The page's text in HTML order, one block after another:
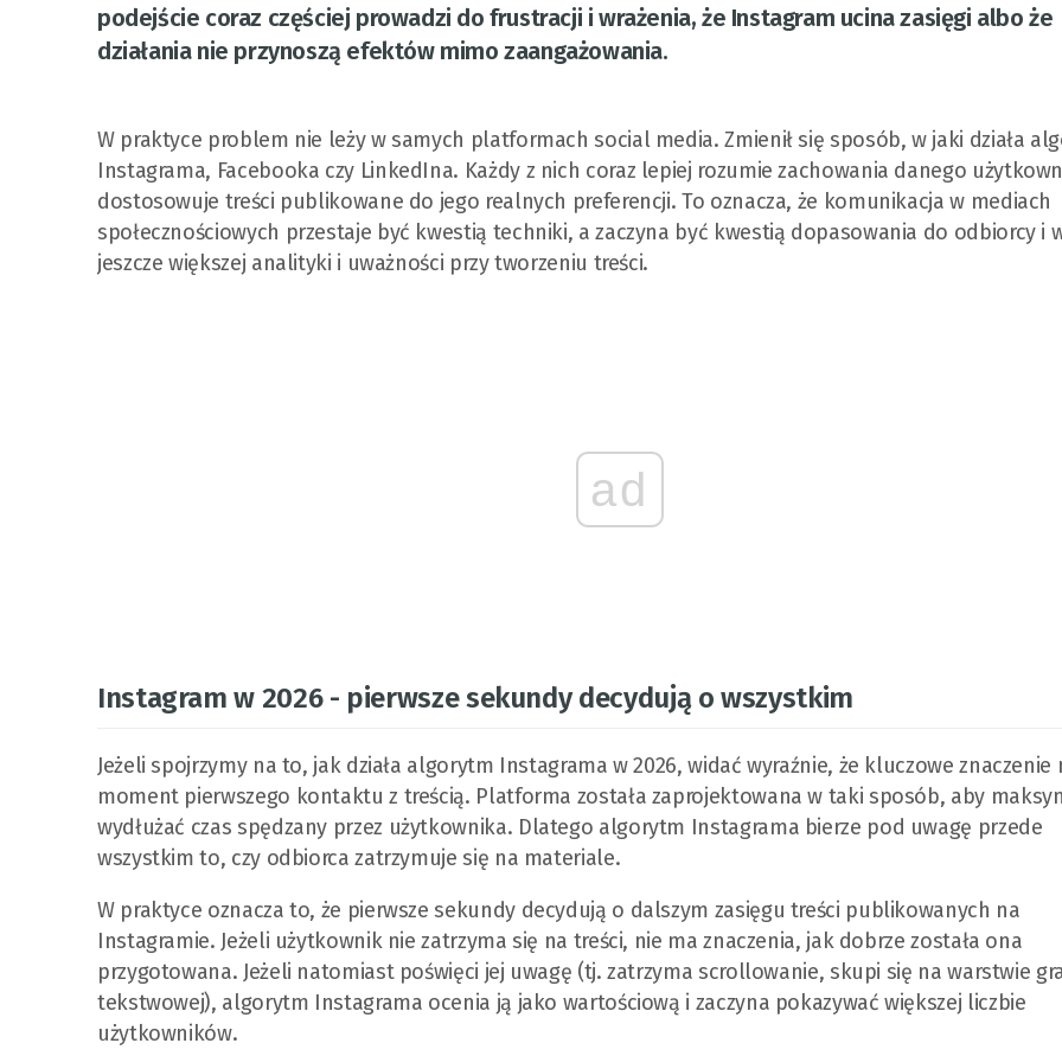
podejście coraz częściej prowadzi do frustracji i wrażenia, że Instagram ucina zasięgi albo że
działania nie przynoszą efektów mimo zaangażowania.
W praktyce problem nie leży w samych platformach social media. Zmienił się sposób, w jaki działa
Instagrama, Facebooka czy LinkedIna. Każdy z nich coraz lepiej rozumie zachowania danego
dostosowuje treści publikowane do jego realnych preferencji. To oznacza, że komunikacja w mediach
społecznościowych przestaje być kwestią techniki, a zaczyna być kwestią dopasowania do odbiorcy i
jeszcze większej analityki i uważności przy tworzeniu treści.
ad
Instagram w 2026 - pierwsze sekundy decydują o wszystkim
Jeżeli spojrzymy na to, jak działa algorytm Instagrama w 2026, widać wyraźnie, że kluczowe znaczenie
moment pierwszego kontaktu z treścią. Platforma została zaprojektowana w taki sposób, aby
wydłużać czas spędzany przez użytkownika. Dlatego algorytm Instagrama bierze pod uwagę przede
wszystkim to, czy odbiorca zatrzymuje się na materiale.
W praktyce oznacza to, że pierwsze sekundy decydują o dalszym zasięgu treści publikowanych na
Instagramie. Jeżeli użytkownik nie zatrzyma się na treści, nie ma znaczenia, jak dobrze została ona
przygotowana. Jeżeli natomiast poświęci jej uwagę (tj. zatrzyma scrollowanie, skupi się na warstwie
tekstwowej), algorytm Instagrama ocenia ją jako wartościową i zaczyna pokazywać większej liczbie
użytkowników.